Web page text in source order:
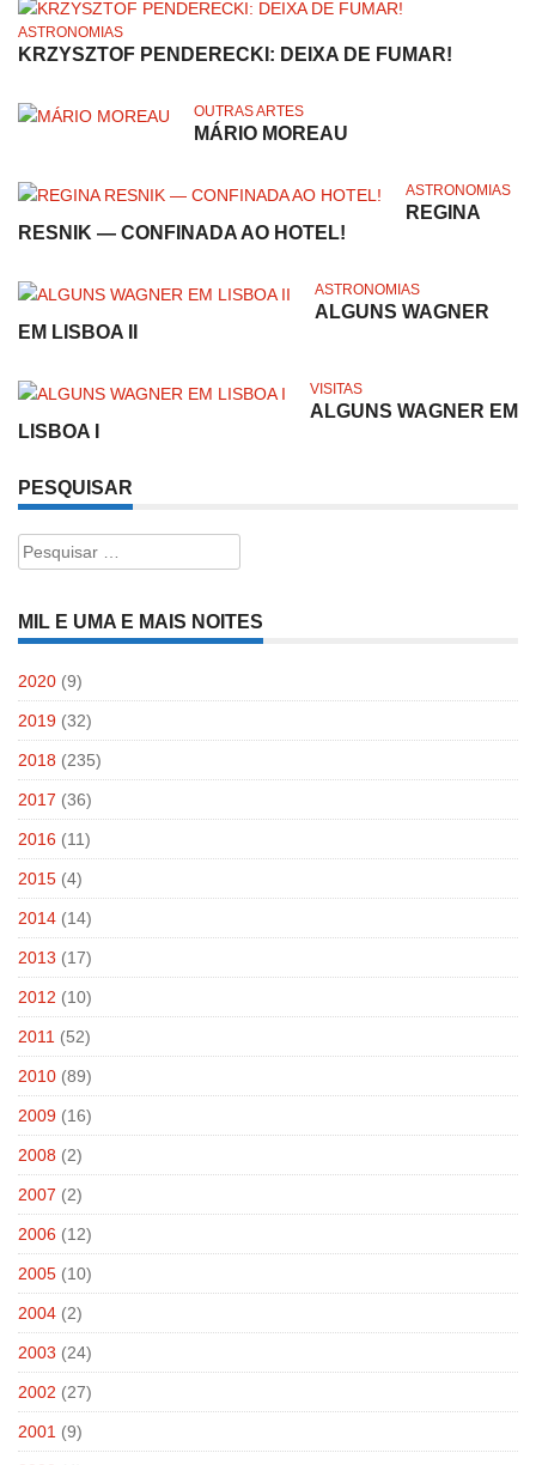
ASTRONOMIAS
KRZYSZTOF PENDERECKI: DEIXA DE FUMAR!
OUTRAS ARTES
MÁRIO MOREAU
ASTRONOMIAS
REGINA
RESNIK — CONFINADA AO HOTEL!
ASTRONOMIAS
ALGUNS WAGNER
EM LISBOA II
VISITAS
ALGUNS WAGNER EM
LISBOA I
PESQUISAR
Pesquisar
por:
MIL E UMA E MAIS NOITES
2020 (9)
2019 (32)
2018 (235)
2017 (36)
2016 (11)
2015 (4)
2014 (14)
2013 (17)
2012 (10)
2011 (52)
2010 (89)
2009 (16)
2008 (2)
2007 (2)
2006 (12)
2005 (10)
2004 (2)
2003 (24)
2002 (27)
2001 (9)